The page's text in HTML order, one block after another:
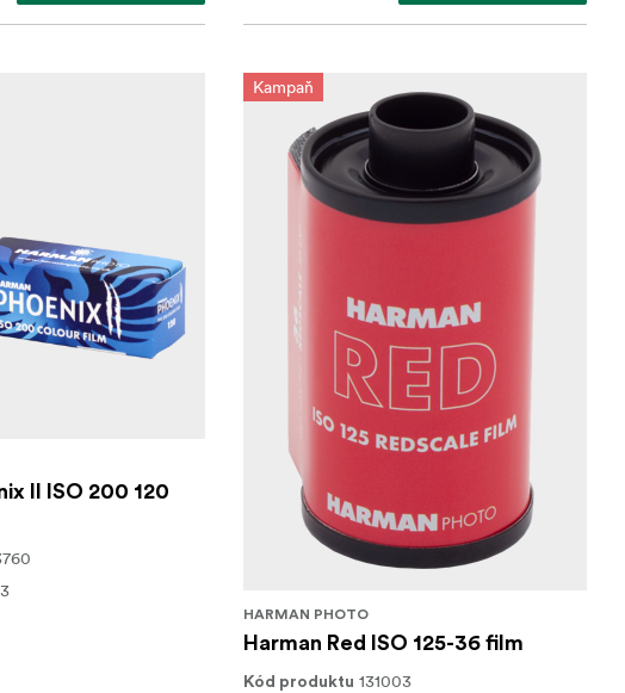
II ISO 200 120
Kampaň
HARMAN PHOTO
Harman Red ISO 125-36 film
Kód produktu 131003